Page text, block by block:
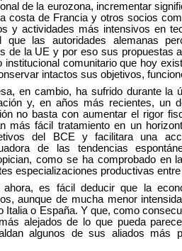
de la eurozona, incrementar
costa de Francia y otros socios
y actividades más intensivos en
las autoridades alemanas
de la UE y por eso sus propuestas
institucional comunitario que hoy
intactos sus objetivos,
en cambio, ha sufrido durante la
y, en años más recientes, un
no basta con aumentar el rigor
más fácil tratamiento en un
del BCE y facilitara una
de las tendencias
como se ha comprobado en
especializaciones productivas
es fácil deducir que la
aunque de mucha menor
Italia o España. Y que, como
alejados de lo que pueda
algunos de sus aliados más